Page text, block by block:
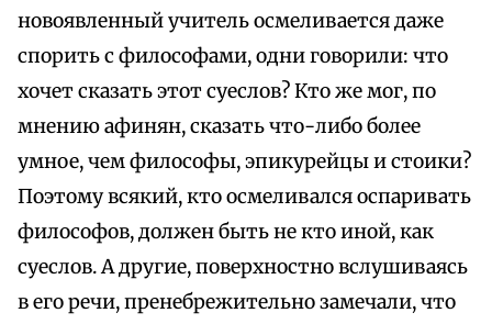
новоявленный учитель осмеливается даже
спорить с философами, одни говорили: что
хочет сказать этот суеслов? Кто же мог, по
мнению афинян, сказать что-либо более
умное, чем философы, эпикурейцы и стоики?
Поэтому всякий, кто осмеливался оспаривать
философов, должен быть не кто иной, как
суеслов. А другие, поверхностно вслушиваясь
в его речи, пренебрежительно замечали, что